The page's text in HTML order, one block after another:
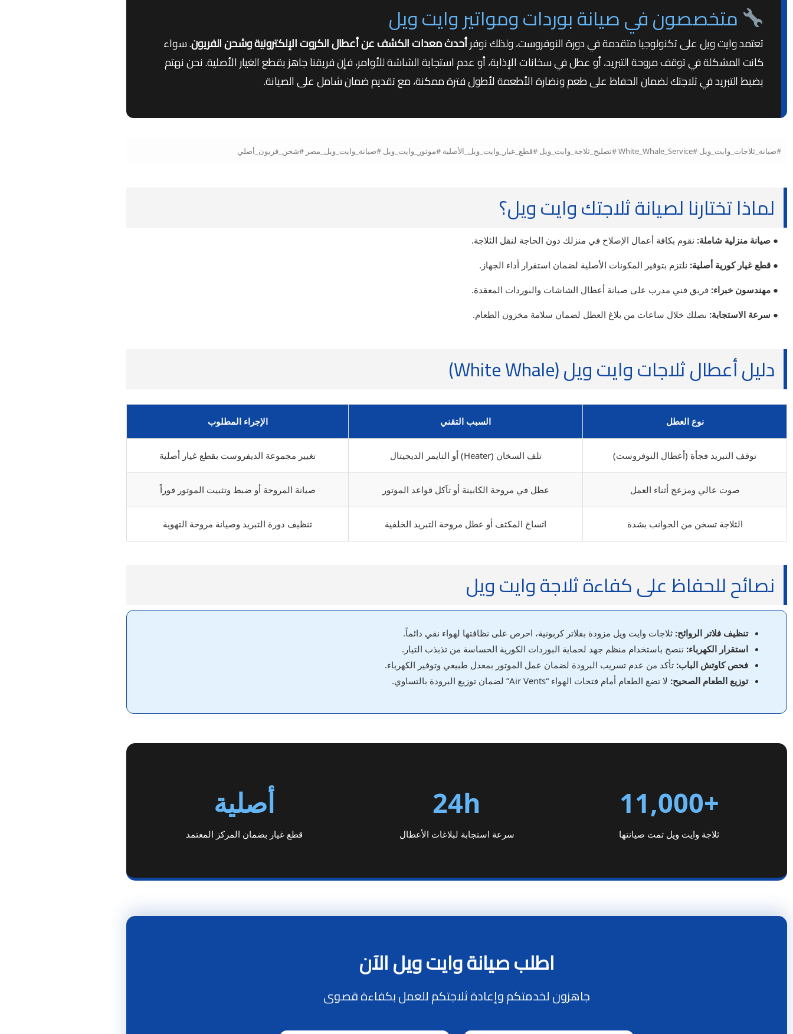
متخصصون في صيانة بوردات ومواتير وايت ويل
تعتمد وايت ويل على تكنولوجيا متقدمة في دورة النوفروست، ولذلك نوفرأحدث معدات الكشف عن أعطال الكروت الإلكترونية وشحن الفريون. سواء
كانت المشكلة في توقف مروحة التبريد، أو عطل في سخانات الإذابة، أو عدم استجابة الشاشة للأوامر، فإن فريقنا جاهز بقطع الغيار الأصلية. نحن نهتم
بضبط التبريد في ثلاجتك لضمان الحفاظ على طعم ونضارة الأطعمة لأطول فترة ممكنة، مع تقديم ضمان شامل على الصيانة.
#صيانة_ثلاجات_وايت_ويل #White_Whale_Service #تصليح_ثلاجة_وايت_ويل #قطع_غيار_وايت_ويل_الأصلية #موتور_وايت_ويل #صيانة_وايت_ويل_مصر #شحن_فريون_أصلي
لماذا تختارنا لصيانة ثلاجتك وايت ويل؟
● صيانة منزلية شاملة: نقوم بكافة أعمال الإصلاح في منزلك دون الحاجة لنقل الثلاجة.
● قطع غيار كورية أصلية: نلتزم بتوفير المكونات الأصلية لضمان استقرار أداء الجهاز.
● مهندسون خبراء: فريق فني مدرب على صيانة أعطال الشاشات والبوردات المعقدة.
● سرعة الاستجابة: نصلك خلال ساعات من بلاغ العطل لضمان سلامة مخزون الطعام.
دليل أعطال ثلاجات وايت ويل (White Whale)
نوع العطل السبب التقني الإجراء المطلوب
توقف التبريد فجأة (أعطال النوفروست) تلف السخان (Heater) أو التايمر الديجيتال تغيير مجموعة الديفروست بقطع غيار أصلية
صوت عالي ومزعج أثناء العمل عطل في مروحة الكابينة أو تآكل قواعد الموتور صيانة المروحة أو ضبط وتثبيت الموتور فوراً
الثلاجة تسخن من الجوانب بشدة اتساخ المكثف أو عطل مروحة التبريد الخلفية تنظيف دورة التبريد وصيانة مروحة التهوية
نصائح للحفاظ على كفاءة ثلاجة وايت ويل
تنظيف فلاتر الروائح: ثلاجات وايت ويل مزودة بفلاتر كربونية، احرص على نظافتها لهواء نقي دائماً.
استقرار الكهرباء: ننصح باستخدام منظم جهد لحماية البوردات الكورية الحساسة من تذبذب التيار.
فحص كاوتش الباب: تأكد من عدم تسريب البرودة لضمان عمل الموتور بمعدل طبيعي وتوفير الكهرباء.
توزيع الطعام الصحيح: لا تضع الطعام أمام فتحات الهواء “Air Vents” لضمان توزيع البرودة بالتساوي.
+11,000
ثلاجة وايت ويل تمت صيانتها
24h
سرعة استجابة لبلاغات الأعطال
أصلية
قطع غيار بضمان المركز المعتمد
اطلب صيانة وايت ويل الآن
جاهزون لخدمتكم وإعادة ثلاجتكم للعمل بكفاءة قصوى